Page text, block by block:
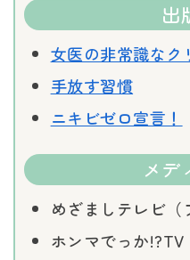
出
女医の非常識なク
手放す習慣
ニキビゼロ宣言！
メデ
めざましテレビ（
ホンマでっか!?TV